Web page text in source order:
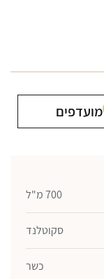
מועדפים
700 מ"ל
סקוטלנד
כשר